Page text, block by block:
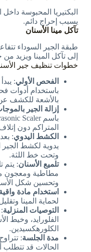
البكتيريا المحبوسة
يسبب إحراج دائم.
تآكل مينا الأسنان
طبقة الجير السوداء
إلى تآكل المينا ويزيد
خطوات تنظيف جير
الفحص الأولي:
باستخدام أدوات
بالأشعة للكشف عن
إزالة الجير
المتراكم دون
الكشط اليدوي:
يدوية لكشط
وتحت خط اللثة.
تلميع الأسنان: يتم
مطاطية ومعجون
وتحسين شكل
استخدام مادة
لحماية المينا
التوصيات المنزلية
الفلورايد، وخيط
الكلورهكسيدين.
مدة الجلسة
الحالات قد